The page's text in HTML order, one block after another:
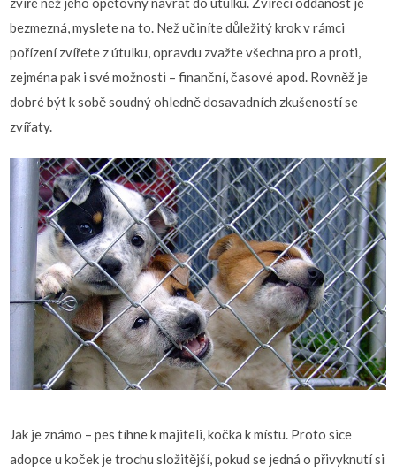
bezmezná, myslete na to. Než učiníte důležitý krok v rámci
pořízení zvířete z útulku, opravdu zvažte všechna pro a proti,
zejména pak i své možnosti – finanční, časové apod. Rovněž je
dobré být k sobě soudný ohledně dosavadních zkušeností se
zvířaty.
Jak je známo – pes tíhne k majiteli, kočka k místu. Proto sice
adopce u koček je trochu složitější, pokud se jedná o přivyknutí si